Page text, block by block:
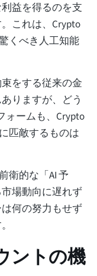
益を得るのを支
これは、Crypto
くべき人工知能
をする従来の金
りますが、どう
ォームも、Crypto
匹敵するものは
衛的な「AI 予
場動向に遅れず
何の努力もせず
ントの機